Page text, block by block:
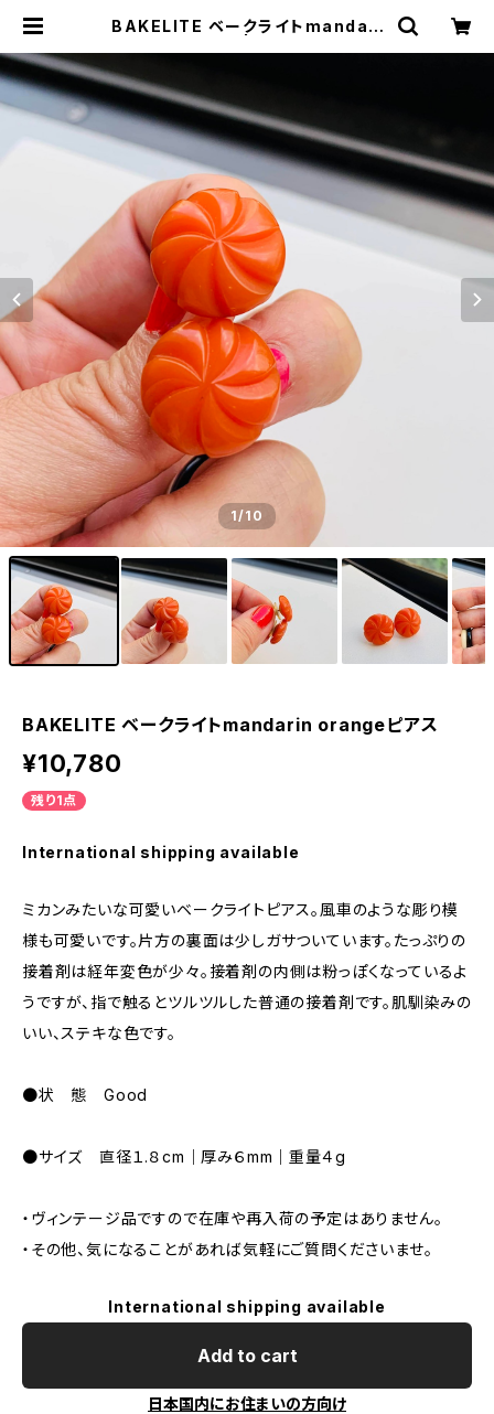
BAKELITE ベークライトmandari
1/10
BAKELITE ベークライトmandarin orangeピアス
¥10,780
残り1点
International shipping available
ミカンみたいな可愛いベークライトピアス。風車のような彫り模
様も可愛いです。片方の裏面は少しガサついています。たっぷりの
接着剤は経年変色が少々。接着剤の内側は粉っぽくなっているよ
うですが、指で触るとツルツルした普通の接着剤です。肌馴染みの
いい、ステキな色です。
●状 態 Good
●サイズ 直径１.８cm｜厚み６mm｜重量４g
・ヴィンテージ品ですので在庫や再入荷の予定はありません。
・その他、気になることがあれば気軽にご質問くださいませ。
International shipping available
Add to cart
日本国内にお住まいの方向け